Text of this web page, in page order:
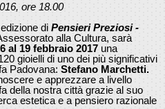
ore 18.00
di Pensieri Preziosi -
alla Cultura, sarà
al 19 febbraio 2017 una
gioielli di uno dei più significativi
Padovana: Stefano Marchetti.
e apprezzare a livello
della nostra città grazie al suo
estetica e a pensiero razionale